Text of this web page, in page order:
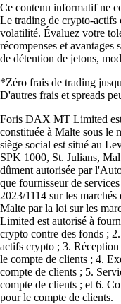
Ce contenu informatif ne
Le trading de crypto-actifs
volatilité. Évaluez votre
récompenses et
de détention de jetons,
*Zéro frais de trading
D'autres frais et spreads
Foris DAX MT Limited est
constituée à Malte sous le
siège social est situé au
SPK 1000, St. Julians,
dûment autorisée par
que fournisseur de
2023/1114 sur les
Malte par la loi sur les
Limited est autorisé à
crypto contre des fonds ;
actifs crypto ; 3.
le compte de clients ; 4.
compte de clients ; 5.
compte de clients ; et 6.
pour le compte de clients.